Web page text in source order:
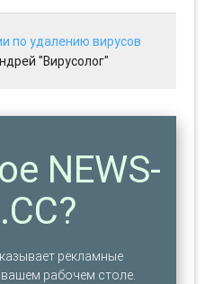
по удалению вирусов
"Вирусолог"
NEWS-
рекламные
рабочем столе.